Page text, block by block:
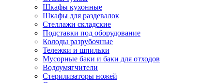
Шкафы кухонные
Шкафы для раздевалок
Стеллажи складские
Подставки под оборудование
Колоды разрубочные
Тележки и шпильки
Мусорные баки и баки для отходов
Водоумягчители
Стерилизаторы ножей